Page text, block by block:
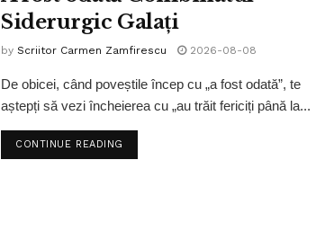
Siderurgic Galați
by Scriitor Carmen Zamfirescu 2026-08-08
De obicei, când poveștile încep cu „a fost odată”, te
aștepți să vezi încheierea cu „au trăit fericiți până la...
CONTINUE READING